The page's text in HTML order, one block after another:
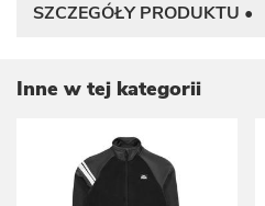
SZCZEGÓŁY PRODUKTU •
Inne w tej kategorii